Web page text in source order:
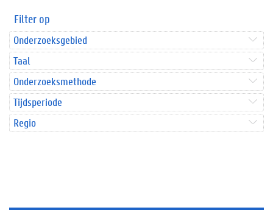
Filter op
Onderzoeksgebied
Taal
Onderzoeksmethode
Tijdsperiode
Regio